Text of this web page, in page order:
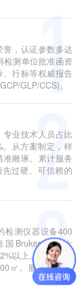
，认证参数多达
检测单位批准函资
、行标等权威报告
GLP/CCS)。
业技术人员占比
从方案制定，样
雕琢。累计服务
过硬、可信赖的
检测仪器设备400
Bruker、瑞士
以上。组建了十
㎡。服务涵盖了